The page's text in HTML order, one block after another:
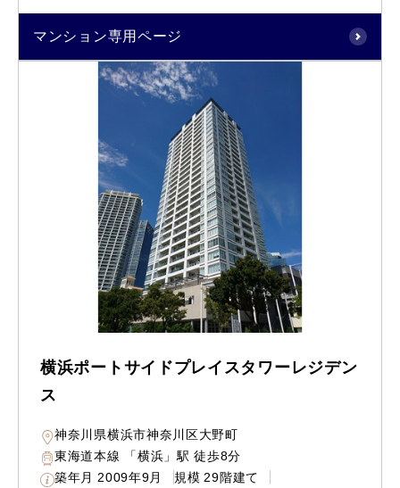
マンション専用ページ
横浜ポートサイドプレイスタワーレジデン
ス
神奈川県横浜市神奈川区大野町
東海道本線 「横浜」駅 徒歩8分
築年月 2009年9月 規模 29階建て